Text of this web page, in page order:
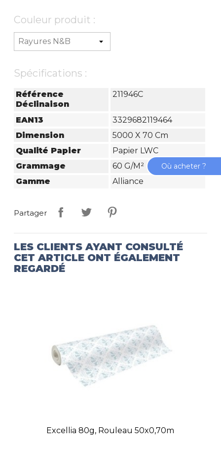
Couleur produit :
Spécifications :
Référence
Déclinaison
211946C
EAN13
3329682119464
Dimension
5000 X 70 Cm
Qualité Papier
Papier LWC
Grammage
60 G/m²
Gamme
Alliance
Partager
LES CLIENTS AYANT CONSULTÉ
CET ARTICLE ONT ÉGALEMENT
REGARDÉ
Excellia 80g, Rouleau 50x0,70m
Où acheter ?